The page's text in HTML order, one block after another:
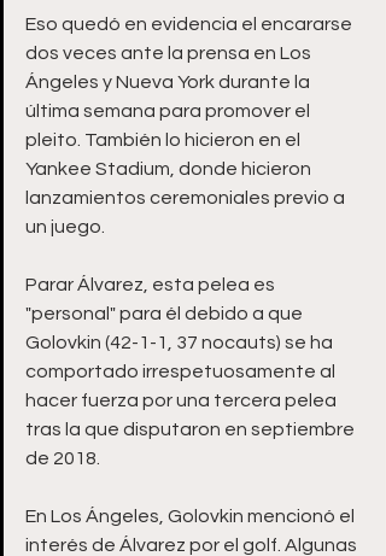
Eso quedó en evidencia el encararse
dos veces ante la prensa en Los
Ángeles y Nueva York durante la
última semana para promover el
pleito. También lo hicieron en el
Yankee Stadium, donde hicieron
lanzamientos ceremoniales previo a
un juego.
Parar Álvarez, esta pelea es
"personal" para él debido a que
Golovkin (42-1-1, 37 nocauts) se ha
comportado irrespetuosamente al
hacer fuerza por una tercera pelea
tras la que disputaron en septiembre
de 2018.
En Los Ángeles, Golovkin mencionó el
interés de Álvarez por el golf. Algunas